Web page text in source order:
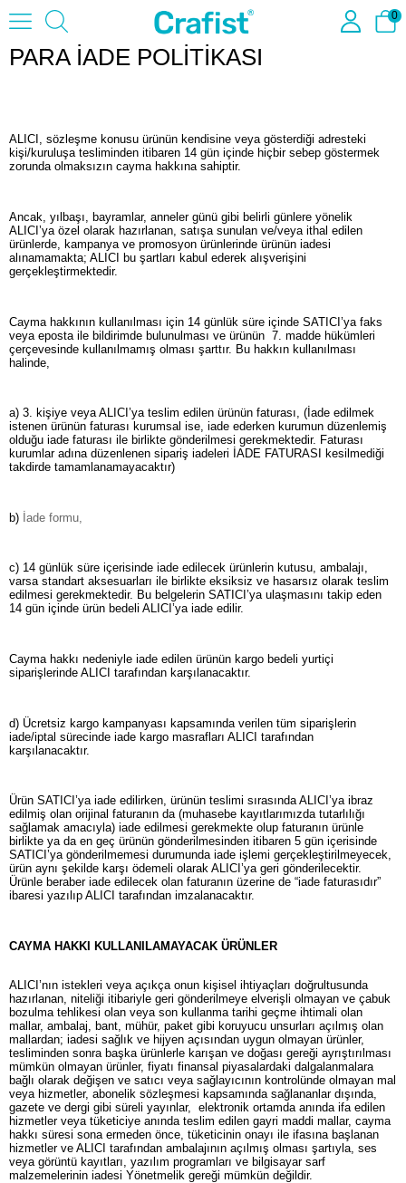
0
PARA İADE POLİTİKASI
ALICI, sözleşme konusu ürünün kendisine veya gösterdiği adresteki
kişi/kuruluşa tesliminden itibaren 14 gün içinde hiçbir sebep göstermek
zorunda olmaksızın cayma hakkına sahiptir.
Ancak, yılbaşı, bayramlar, anneler günü gibi belirli günlere yönelik
ALICI’ya özel olarak hazırlanan, satışa sunulan ve/veya ithal edilen
ürünlerde, kampanya ve promosyon ürünlerinde ürünün iadesi
alınamamakta; ALICI bu şartları kabul ederek alışverişini
gerçekleştirmektedir.
Cayma hakkının kullanılması için 14 günlük süre içinde SATICI’ya faks
veya eposta ile bildirimde bulunulması ve ürünün 7. madde hükümleri
çerçevesinde kullanılmamış olması şarttır. Bu hakkın kullanılması
halinde,
a) 3. kişiye veya ALICI’ya teslim edilen ürünün faturası, (İade edilmek
istenen ürünün faturası kurumsal ise, iade ederken kurumun düzenlemiş
olduğu iade faturası ile birlikte gönderilmesi gerekmektedir. Faturası
kurumlar adına düzenlenen sipariş iadeleri İADE FATURASI kesilmediği
takdirde tamamlanamayacaktır)
b) İade formu,
c) 14 günlük süre içerisinde iade edilecek ürünlerin kutusu, ambalajı,
varsa standart aksesuarları ile birlikte eksiksiz ve hasarsız olarak teslim
edilmesi gerekmektedir. Bu belgelerin SATICI’ya ulaşmasını takip eden
14 gün içinde ürün bedeli ALICI’ya iade edilir.
Cayma hakkı nedeniyle iade edilen ürünün kargo bedeli yurtiçi
siparişlerinde ALICI tarafından karşılanacaktır.
d) Ücretsiz kargo kampanyası kapsamında verilen tüm siparişlerin
iade/iptal sürecinde iade kargo masrafları ALICI tarafından
karşılanacaktır.
Ürün SATICI’ya iade edilirken, ürünün teslimi sırasında ALICI’ya ibraz
edilmiş olan orijinal faturanın da (muhasebe kayıtlarımızda tutarlılığı
sağlamak amacıyla) iade edilmesi gerekmekte olup faturanın ürünle
birlikte ya da en geç ürünün gönderilmesinden itibaren 5 gün içerisinde
SATICI’ya gönderilmemesi durumunda iade işlemi gerçekleştirilmeyecek,
ürün aynı şekilde karşı ödemeli olarak ALICI’ya geri gönderilecektir.
Ürünle beraber iade edilecek olan faturanın üzerine de “iade faturasıdır”
ibaresi yazılıp ALICI tarafından imzalanacaktır.
CAYMA HAKKI KULLANILAMAYACAK ÜRÜNLER
ALICI’nın istekleri veya açıkça onun kişisel ihtiyaçları doğrultusunda
hazırlanan, niteliği itibariyle geri gönderilmeye elverişli olmayan ve çabuk
bozulma tehlikesi olan veya son kullanma tarihi geçme ihtimali olan
mallar, ambalaj, bant, mühür, paket gibi koruyucu unsurları açılmış olan
mallardan; iadesi sağlık ve hijyen açısından uygun olmayan ürünler,
tesliminden sonra başka ürünlerle karışan ve doğası gereği ayrıştırılması
mümkün olmayan ürünler, fiyatı finansal piyasalardaki dalgalanmalara
bağlı olarak değişen ve satıcı veya sağlayıcının kontrolünde olmayan mal
veya hizmetler, abonelik sözleşmesi kapsamında sağlananlar dışında,
gazete ve dergi gibi süreli yayınlar, elektronik ortamda anında ifa edilen
hizmetler veya tüketiciye anında teslim edilen gayri maddi mallar, cayma
hakkı süresi sona ermeden önce, tüketicinin onayı ile ifasına başlanan
hizmetler ve ALICI tarafından ambalajının açılmış olması şartıyla, ses
veya görüntü kayıtları, yazılım programları ve bilgisayar sarf
malzemelerinin iadesi Yönetmelik gereği mümkün değildir.